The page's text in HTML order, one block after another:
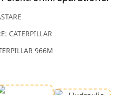
CATERPILLAR
966M